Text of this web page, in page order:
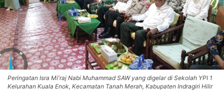
Peringatan Isra Mi'raj Nabi Muhammad SAW yang digelar di Sekolah YPI 1
Kelurahan Kuala Enok, Kecamatan Tanah Merah, Kabupaten Indragiri Hilir